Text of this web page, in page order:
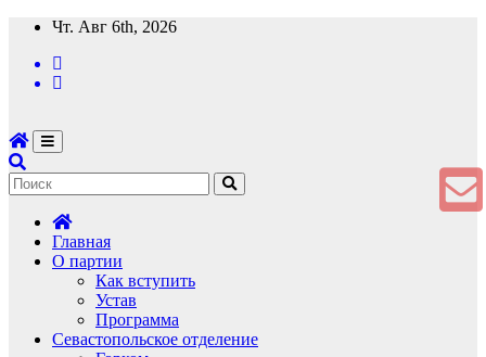
Перейти
содержимому
Чт. Авг 6th, 2026
Главная
О партии
Как вступить
Устав
Программа
Севастопольское отделение